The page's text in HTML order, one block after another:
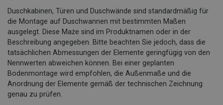
Duschkabinen, Türen und Duschwände sind standardmäßig für
die Montage auf Duschwannen mit bestimmten Maßen
ausgelegt. Diese Maże sind im Produktnamen oder in der
Beschreibung angegeben. Bitte beachten Sie jedoch, dass die
tatsächlichen Abmessungen der Elemente geringfügig von den
Nennwerten abweichen können. Bei einer geplanten
Bodenmontage wird empfohlen, die Außenmaße und die
Anordnung der Elemente gemäß der technischen Zeichnung
genau zu prüfen.